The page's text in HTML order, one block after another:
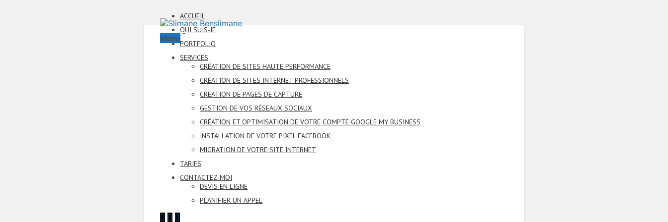
Menu
ACCUEIL
QUI SUIS-JE
PORTFOLIO
SERVICES
CRÉATION DE SITES HAUTE PERFORMANCE
CRÉATION DE SITES INTERNET PROFESSIONNELS
CREATION DE PAGES DE CAPTURE
GESTION DE VOS RÉSEAUX SOCIAUX
CRÉATION ET OPTIMISATION DE VOTRE COMPTE GOOGLE MY BUSINESS
INSTALLATION DE VOTRE PIXEL FACEBOOK
MIGRATION DE VOTRE SITE INTERNET
TARIFS
CONTACTEZ-MOI
DEVIS EN LIGNE
PLANIFIER UN APPEL